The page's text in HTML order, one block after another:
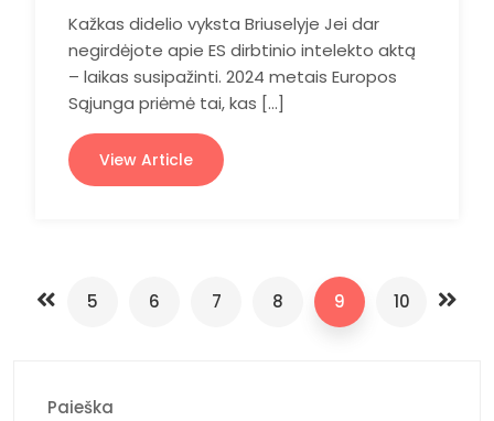
Kažkas didelio vyksta Briuselyje Jei dar
negirdėjote apie ES dirbtinio intelekto aktą
– laikas susipažinti. 2024 metais Europos
Sąjunga priėmė tai, kas […]
View Article
5 6 7 8 9 10
Paieška